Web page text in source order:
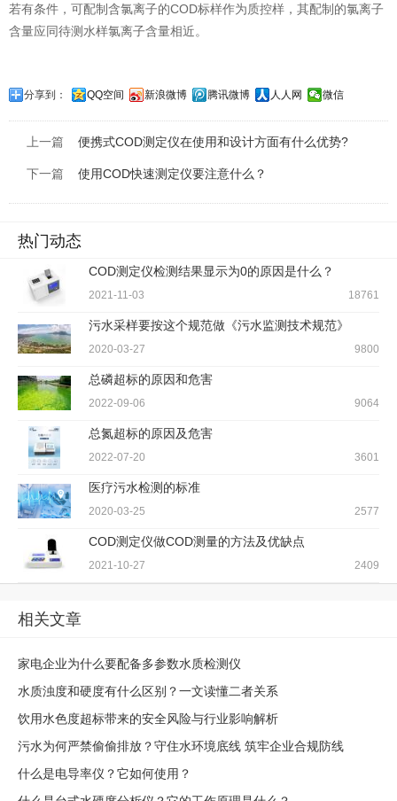
若有条件，可配制含氯离子的COD标样作为质控样，其配制的氯离子
含量应同待测水样氯离子含量相近。
分享到： QQ空间 新浪微博 腾讯微博 人人网 微信
上一篇 便携式COD测定仪在使用和设计方面有什么优势?
下一篇 使用COD快速测定仪要注意什么？
热门动态
COD测定仪检测结果显示为0的原因是什么？
2021-11-03 18761
污水采样要按这个规范做《污水监测技术规范》
2020-03-27 9800
总磷超标的原因和危害
2022-09-06 9064
总氮超标的原因及危害
2022-07-20 3601
医疗污水检测的标准
2020-03-25 2577
COD测定仪做COD测量的方法及优缺点
2021-10-27 2409
相关文章
家电企业为什么要配备多参数水质检测仪
水质浊度和硬度有什么区别？一文读懂二者关系
饮用水色度超标带来的安全风险与行业影响解析
污水为何严禁偷偷排放？守住水环境底线 筑牢企业合规防线
什么是电导率仪？它如何使用？